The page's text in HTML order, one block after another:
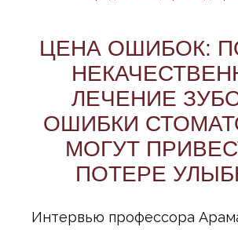
стоматологического лечения допускаются
ошибки стоматолога?
стоматологической помощи и о том, как их
избежать, в недавнем интервью интернет-
изданию «Мослента» рассказал профессор
Арам Давидян, главный врач AVRORACLINIC,
хирург-имплантолог и ведущий эксперт в
области современной стоматологии. Он
некачественного лечения зубов и как